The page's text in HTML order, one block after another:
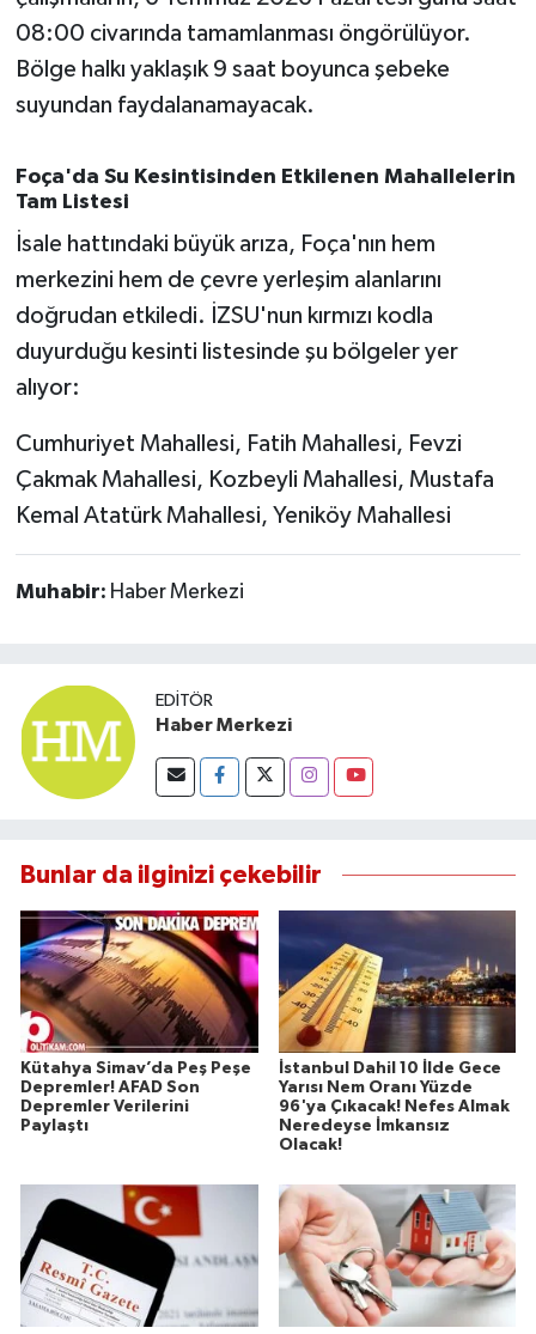
08:00 civarında tamamlanması öngörülüyor.
Bölge halkı yaklaşık 9 saat boyunca şebeke
suyundan faydalanamayacak.
Foça'da Su Kesintisinden Etkilenen Mahallelerin
Tam Listesi
İsale hattındaki büyük arıza, Foça'nın hem
merkezini hem de çevre yerleşim alanlarını
doğrudan etkiledi. İZSU'nun kırmızı kodla
duyurduğu kesinti listesinde şu bölgeler yer
alıyor:
Cumhuriyet Mahallesi, Fatih Mahallesi, Fevzi
Çakmak Mahallesi, Kozbeyli Mahallesi, Mustafa
Kemal Atatürk Mahallesi, Yeniköy Mahallesi
Muhabir: Haber Merkezi
EDITÖR
Haber Merkezi
Bunlar da ilginizi çekebilir
Kütahya Simav’da Peş Peşe
Depremler! AFAD Son
Depremler Verilerini
Paylaştı
İstanbul Dahil 10 İlde Gece
Yarısı Nem Oranı Yüzde
96'ya Çıkacak! Nefes Almak
Neredeyse İmkansız
Olacak!
SİYASET
Sındırgı
Susurluk
TARİHTE BUGÜN
Trend
TÜRKİYE
VİZYONDAKİLER